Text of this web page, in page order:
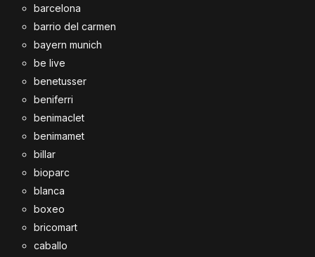
barcelona
barrio del carmen
bayern munich
be live
benetusser
beniferri
benimaclet
benimamet
billar
bioparc
blanca
boxeo
bricomart
caballo